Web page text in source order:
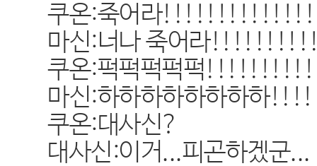
쿠온:죽어라
마신:너나 죽어라
쿠온:퍽퍽퍽퍽퍽
마신:하하하하하하
쿠온:대사신?
대사신:이거...피곤하겠군...